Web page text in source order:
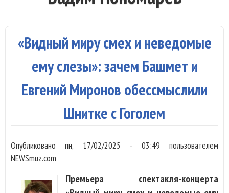
«Видный миру смех и неведомые
ему слезы»: зачем Башмет и
Евгений Миронов обессмыслили
Шнитке с Гоголем
Опубликованопн, 17/02/2025 - 03:49 пользователем
NEWSmuz.com
Премьера спектакля-концерта